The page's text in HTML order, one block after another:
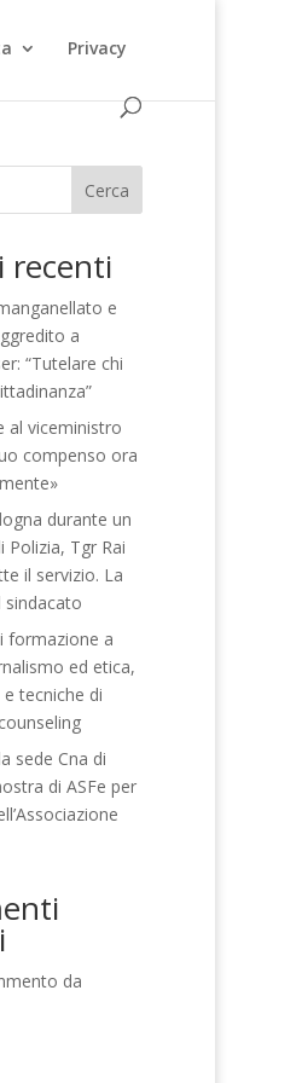
Privacy
Cerca
recenti
e
a
“Tutelare chi
al viceministro
compenso ora
durante un
Polizia, Tgr Rai
il servizio. La
formazione a
ed etica,
tecniche di
sede Cna di
di ASFe per
da